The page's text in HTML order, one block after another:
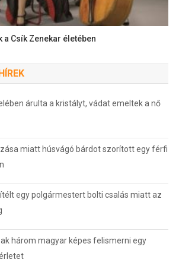
Csík Zenekar életében
árulta a kristályt, vádat emeltek a nő
miatt húsvágó bárdot szorított egy férfi
egy polgármestert bolti csalás miatt az
három magyar képes felismerni egy